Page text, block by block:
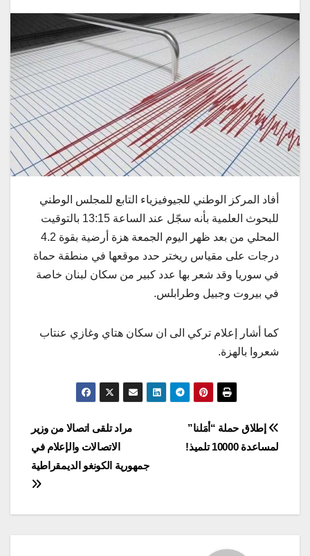
أفاد المركز الوطني للجيوفيزياء التابع للمجلس الوطني
للبحوث العلمية بأنه سجّل عند الساعة 13:15 بالتوقيت
المحلي من بعد ظهر اليوم الجمعة هزة أرضية بقوة 4.2
درجات على مقياس ريختر حدد موقعها في منطقة حماة
في سوريا وقد شعر بها عدد كبير من سكان لبنان خاصة
في بيروت وجبيل وطرابلس.
كما أشار إعلام تركي الى ان سكان هتاي وغازي عنتاب
شعروا بالهزة.
Post
navigation
مراد تلقى اتصالا من وزير
الاتصالات والإعلام في
جمهورية الكونغو الديمقراطية
إطلاق حملة “أمَلنا”
لمساعدة 10000 تلميذ!